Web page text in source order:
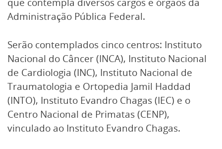
Administração Pública Federal.
Serão contemplados cinco centros: Instituto
Nacional do Câncer (INCA), Instituto Nacional
de Cardiologia (INC), Instituto Nacional de
Traumatologia e Ortopedia Jamil Haddad
(INTO), Instituto Evandro Chagas (IEC) e o
Centro Nacional de Primatas (CENP),
vinculado ao Instituto Evandro Chagas.